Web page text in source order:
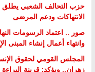
حزب التحالف الشعبي يطلق
الانتهاكات ودعم المرضى
صور .. اعتماد الرسومات
وانتهاء أعمال إنشاء المبنى
المجلس القومي لحقوق
زهران.. ويؤكد: قرينة